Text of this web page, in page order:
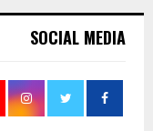
SOCIAL MEDIA